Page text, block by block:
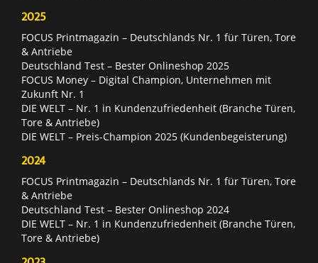
2025
FOCUS Printmagazin – Deutschlands Nr. 1 für Türen, Tore
& Antriebe
Deutschland Test – Bester Onlineshop 2025
FOCUS Money – Digital Champion, Unternehmen mit
Zukunft Nr. 1
DIE WELT – Nr. 1 in Kundenzufriedenheit (Branche Türen,
Tore & Antriebe)
DIE WELT – Preis-Champion 2025 (Kundenbegeisterung)
2024
FOCUS Printmagazin – Deutschlands Nr. 1 für Türen, Tore
& Antriebe
Deutschland Test – Bester Onlineshop 2024
DIE WELT – Nr. 1 in Kundenzufriedenheit (Branche Türen,
Tore & Antriebe)